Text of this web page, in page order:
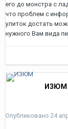
его до монстра с
что проблем с
улиток достать
нужного Вам вида
ИЗЮМ
Опубликовано 24